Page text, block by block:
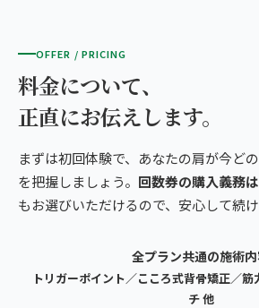
OFFER / PRICING
料金について、
正直にお伝えします。
まずは初回体験で、あなたの肩が今ど
を把握しましょう。 回数券の購入義務
もお選びいただけるので、安心して続け
全プラン共通の施術
トリガーポイント／こころ式背骨矯正／
チ 他